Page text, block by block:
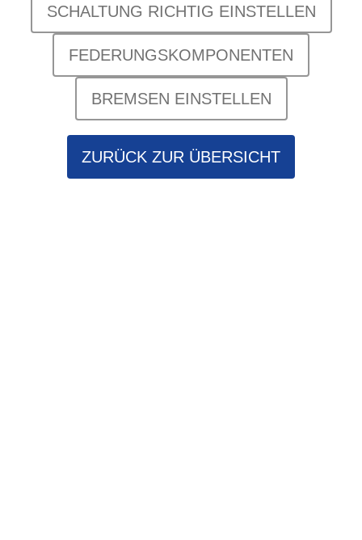
SCHALTUNG RICHTIG EINSTELLEN
FEDERUNGSKOMPONENTEN
BREMSEN EINSTELLEN
ZURÜCK ZUR ÜBERSICHT